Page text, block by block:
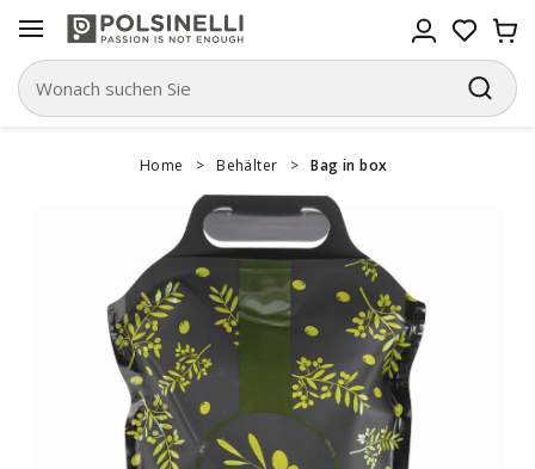
Home > Behälter > Bag in box